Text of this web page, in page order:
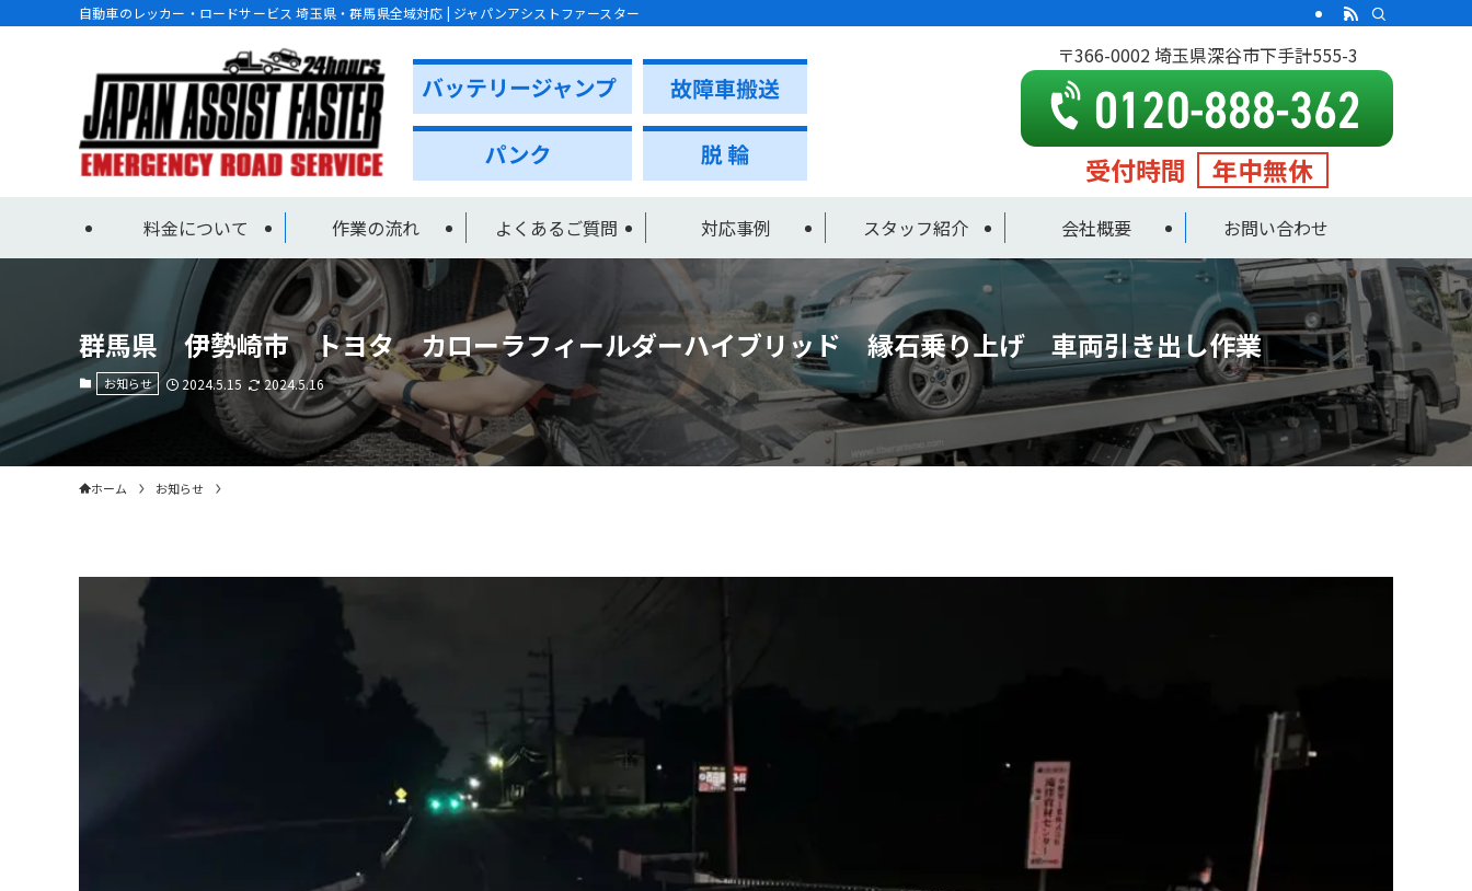
自動車のレッカー・ロードサービス 埼玉県・群馬県全域対応 | ジャパンアシストファースター
料金について 作業の流れ よくあるご質問 対応事例 スタッフ紹介 会社概要 お問い合わせ
〒366-0002 埼玉県深谷市下手計555-3
受付時間 年中無休
群馬県 伊勢崎市 トヨタ カローラフィールダーハイブリッド 縁石乗り上げ 車両引き出し作業
お知らせ 2024.5.15 2024.5.16
ホーム お知らせ